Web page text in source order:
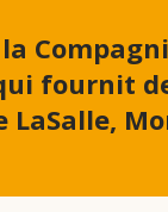
fournit
LaSalle,